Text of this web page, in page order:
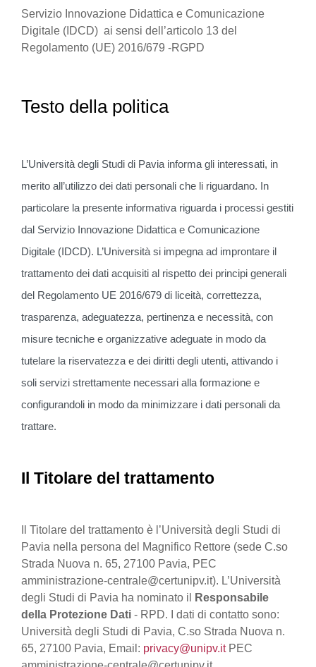
Servizio Innovazione Didattica e Comunicazione
Digitale (IDCD) ai sensi dell’articolo 13 del
Regolamento (UE) 2016/679 -RGPD
Testo della politica
L’Università degli Studi di Pavia informa gli interessati, in
merito all’utilizzo dei dati personali che li riguardano. In
particolare la presente informativa riguarda i processi gestiti
dal Servizio Innovazione Didattica e Comunicazione
Digitale (IDCD). L’Università si impegna ad improntare il
trattamento dei dati acquisiti al rispetto dei principi generali
del Regolamento UE 2016/679 di liceità, correttezza,
trasparenza, adeguatezza, pertinenza e necessità, con
misure tecniche e organizzative adeguate in modo da
tutelare la riservatezza e dei diritti degli utenti, attivando i
soli servizi strettamente necessari alla formazione e
configurandoli in modo da minimizzare i dati personali da
trattare.
Il Titolare del trattamento
Il Titolare del trattamento è l’Università degli Studi di
Pavia nella persona del Magnifico Rettore (sede C.so
Strada Nuova n. 65, 27100 Pavia, PEC
amministrazione-centrale@certunipv.it). L’Università
degli Studi di Pavia ha nominato il
Responsabile
della Protezione Dati - RPD. I dati di contatto sono:
Università degli Studi di Pavia, C.so Strada Nuova n.
65, 27100 Pavia, Email: privacy@unipv.itPEC